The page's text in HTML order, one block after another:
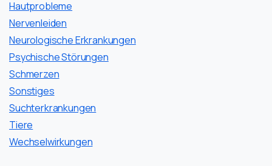
Hautprobleme
Nervenleiden
Neurologische Erkrankungen
Psychische Störungen
Schmerzen
Sonstiges
Suchterkrankungen
Tiere
Wechselwirkungen